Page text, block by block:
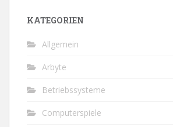
KATEGORIEN
Allgemein
Arbyte
Betriebssysteme
Computerspiele